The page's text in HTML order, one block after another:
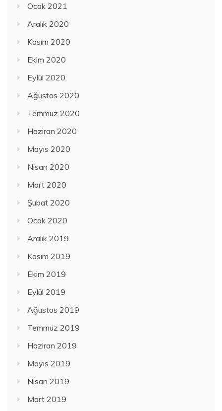
Ocak 2021
Aralık 2020
Kasım 2020
Ekim 2020
Eylül 2020
Ağustos 2020
Temmuz 2020
Haziran 2020
Mayıs 2020
Nisan 2020
Mart 2020
Şubat 2020
Ocak 2020
Aralık 2019
Kasım 2019
Ekim 2019
Eylül 2019
Ağustos 2019
Temmuz 2019
Haziran 2019
Mayıs 2019
Nisan 2019
Mart 2019